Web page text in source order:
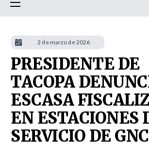
PRESIDENTE DE
TACOPA
ESCASA
EN ESTACIONES
SERVICIO DE GNC
2 de marzo de 2026